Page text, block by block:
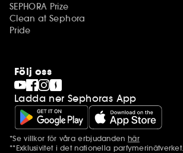
SEPHORA Prize
Clean at Sephora
Pride
Följ oss
Ladda ner Sephoras App
Ytterligare information
*Se villkor för våra erbjudanden här
**Exklusivitet i det nationella parfymerinätverket.